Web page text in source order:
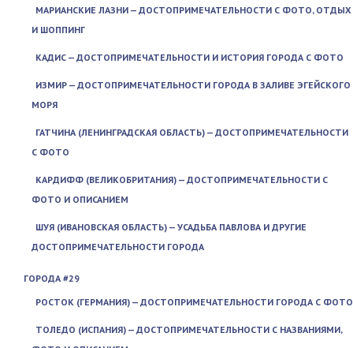
МАРИАНСКИЕ ЛАЗНИ — ДОСТОПРИМЕЧАТЕЛЬНОСТИ С ФОТО, ОТДЫХ
И ШОППИНГ
КАДИС — ДОСТОПРИМЕЧАТЕЛЬНОСТИ И ИСТОРИЯ ГОРОДА С ФОТО
ИЗМИР — ДОСТОПРИМЕЧАТЕЛЬНОСТИ ГОРОДА В ЗАЛИВЕ ЭГЕЙСКОГО
МОРЯ
ГАТЧИНА (ЛЕНИНГРАДСКАЯ ОБЛАСТЬ) — ДОСТОПРИМЕЧАТЕЛЬНОСТИ
С ФОТО
КАРДИФФ (ВЕЛИКОБРИТАНИЯ) — ДОСТОПРИМЕЧАТЕЛЬНОСТИ С
ФОТО И ОПИСАНИЕМ
ШУЯ (ИВАНОВСКАЯ ОБЛАСТЬ) — УСАДЬБА ПАВЛОВА И ДРУГИЕ
ДОСТОПРИМЕЧАТЕЛЬНОСТИ ГОРОДА
ГОРОДА #29
РОСТОК (ГЕРМАНИЯ) — ДОСТОПРИМЕЧАТЕЛЬНОСТИ ГОРОДА С ФОТО
ТОЛЕДО (ИСПАНИЯ) — ДОСТОПРИМЕЧАТЕЛЬНОСТИ С НАЗВАНИЯМИ,